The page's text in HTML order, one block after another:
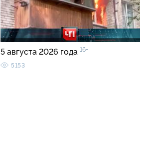
5 августа 2026 года 16+
5153